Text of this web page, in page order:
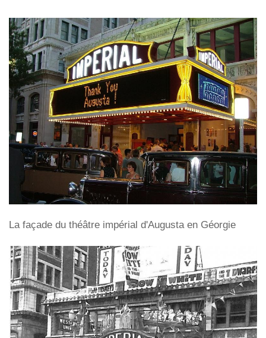
La façade du théâtre impérial d'Augusta en Géorgie